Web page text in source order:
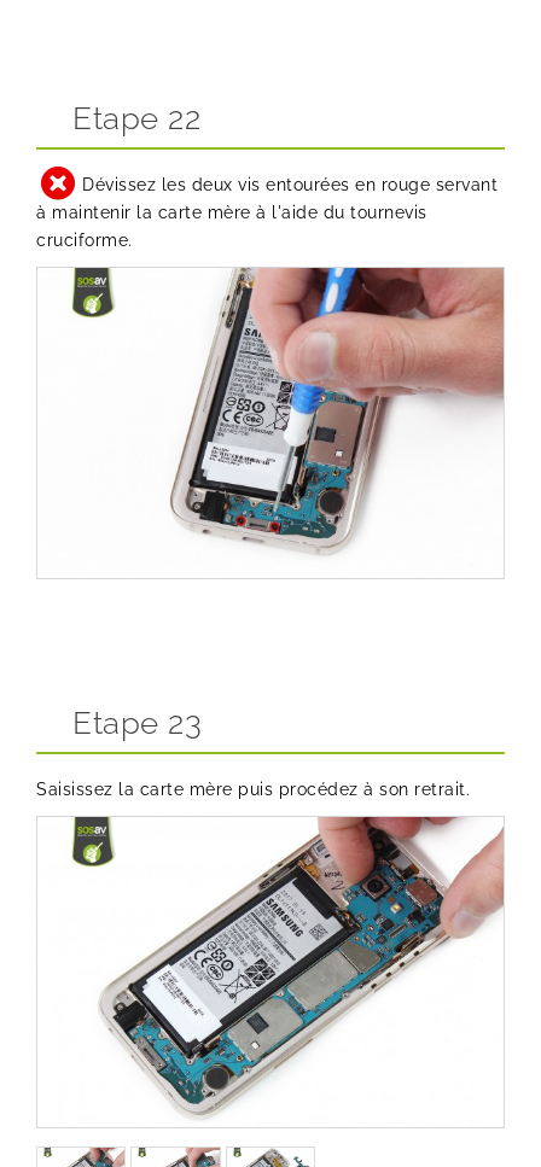
Etape 22
Dévissez les deux vis entourées en rouge servant
à maintenir la carte mère à l'aide du tournevis
cruciforme.
Etape 23
Saisissez la carte mère puis procédez à son retrait.